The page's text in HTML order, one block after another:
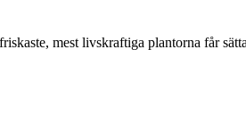
mest livskraftiga plantorna får